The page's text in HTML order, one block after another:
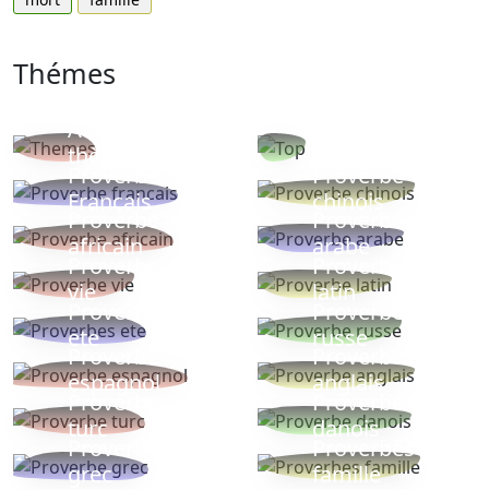
Thémes
Autres
thèmes
Proverbe
Français
Proverbe
chinois
Proverbe
africain
Proverbe
arabe
Proverbe
vie
Proverbe
latin
Proverbes
ete
Proverbe
russe
Proverbe
espagnol
Proverbe
anglais
Proverbe
turc
Proverbe
danois
Proverbe
grec
Proverbes
famille